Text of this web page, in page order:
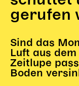
HAUS
Unser Blog
Team
Bühnen +
gerufen
Sind das
Luft aus
Zeitlupe
Boden